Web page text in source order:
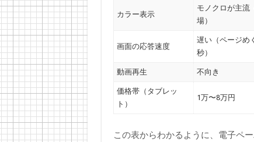
カラー表示
モノクロが主流
場）
画面の応答速度
遅い（ページめ
秒）
動画再生 不向き
価格帯（タブレッ
ト）
1万〜8万円
この表からわかるように、電子ペ